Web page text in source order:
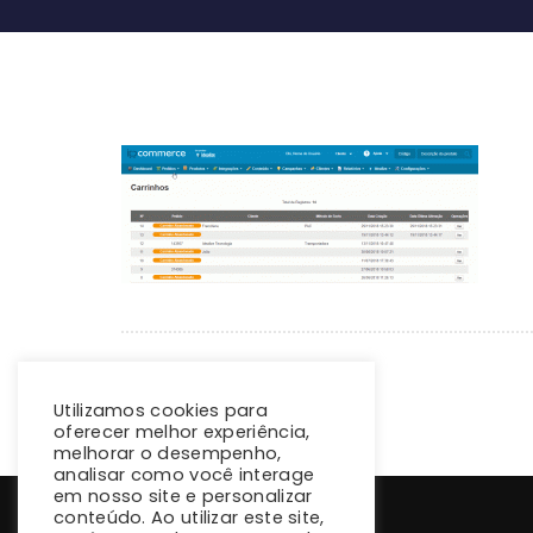
Utilizamos cookies para
oferecer melhor experiência,
melhorar o desempenho,
analisar como você interage
em nosso site e personalizar
conteúdo. Ao utilizar este site,